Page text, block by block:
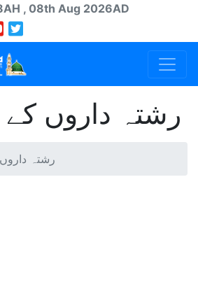
, 08th Aug 2026AD
رشتہ داروں
رشتہ